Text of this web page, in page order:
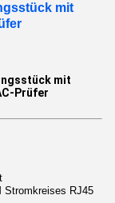
mit
mit
Prüfer
Stromkreises RJ45